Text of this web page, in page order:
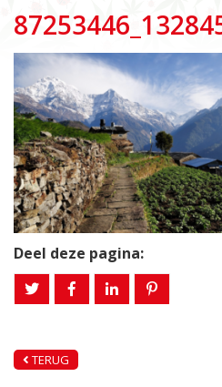
Deel deze pagina:
TERUG